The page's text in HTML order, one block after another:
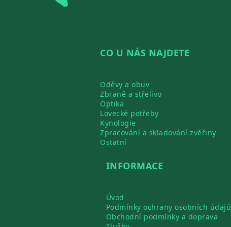
CO U NÁS NAJDETE
Oděvy a obuv
Zbraně a střelivo
Optika
Lovecké potřeby
Kynologie
Zpracování a skladování zvěřiny
Ostatní
INFORMACE
Úvod
Podmínky ochrany osobních údajů
Obchodní podmínky a doprava